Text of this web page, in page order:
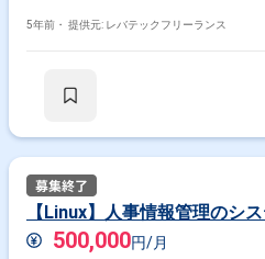
5年前・ 提供元: レバテックフリーランス
【Linux】人事情報管理のシ
500,000円/月